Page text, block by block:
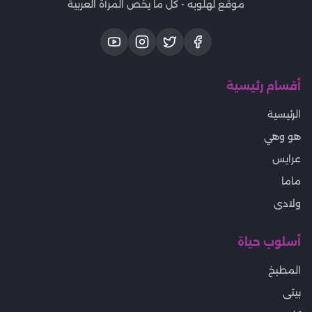
موقع لهلوبه - كل ما يخص المرأة العربية
أقسام رئيسية
الرئيسية
هو وهي
عرايس
ماما
ولادى
أسلوب حياة
المطبخ
بيتى